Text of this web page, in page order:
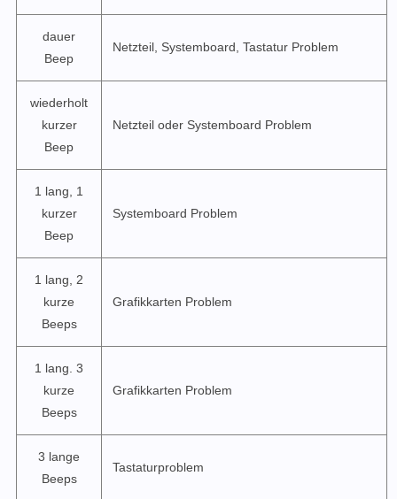
dauer
Beep
Netzteil, Systemboard, Tastatur Problem
wiederholt
kurzer
Beep
Netzteil oder Systemboard Problem
1 lang, 1
kurzer
Beep
Systemboard Problem
1 lang, 2
kurze
Beeps
Grafikkarten Problem
1 lang. 3
kurze
Beeps
Grafikkarten Problem
3 lange
Beeps
Tastaturproblem